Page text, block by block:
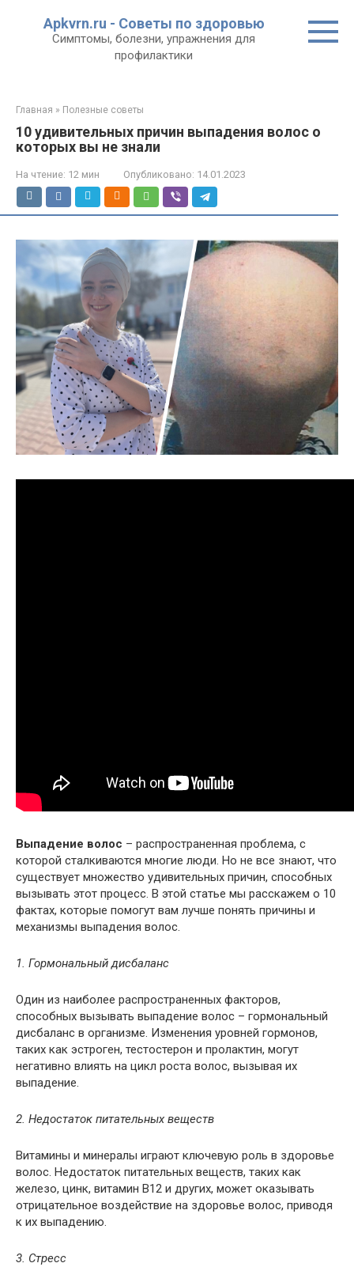
Apkvrn.ru - Советы по здоровью
Симптомы, болезни, упражнения для
профилактики
Главная » Полезные советы
10 удивительных причин выпадения волос о
которых вы не знали
На чтение: 12 мин Опубликовано: 14.01.2023
Выпадение волос – распространенная проблема, с
которой сталкиваются многие люди. Но не все знают, что
существует множество удивительных причин, способных
вызывать этот процесс. В этой статье мы расскажем о 10
фактах, которые помогут вам лучше понять причины и
механизмы выпадения волос.
1. Гормональный дисбаланс
Один из наиболее распространенных факторов,
способных вызывать выпадение волос – гормональный
дисбаланс в организме. Изменения уровней гормонов,
таких как эстроген, тестостерон и пролактин, могут
негативно влиять на цикл роста волос, вызывая их
выпадение.
2. Недостаток питательных веществ
Витамины и минералы играют ключевую роль в здоровье
волос. Недостаток питательных веществ, таких как
железо, цинк, витамин В12 и других, может оказывать
отрицательное воздействие на здоровье волос, приводя
к их выпадению.
3. Стресс